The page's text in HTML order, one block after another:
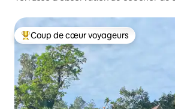
Coups de cœur voyageurs les plus
Coup de cœur voyageurs